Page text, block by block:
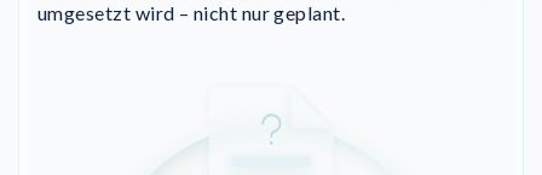
umgesetzt wird – nicht nur geplant.